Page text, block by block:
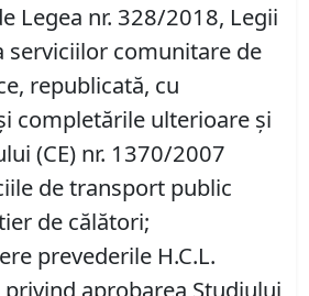
Legea nr. 328/2018, Legii
serviciilor comunitare de
republicată, cu
completările ulterioare și
(CE) nr. 1370/2007
de transport public
de călători;
prevederile H.C.L.
aprobarea Studiului